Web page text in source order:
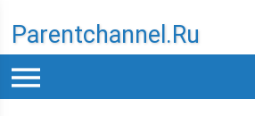
Parentchannel.ru